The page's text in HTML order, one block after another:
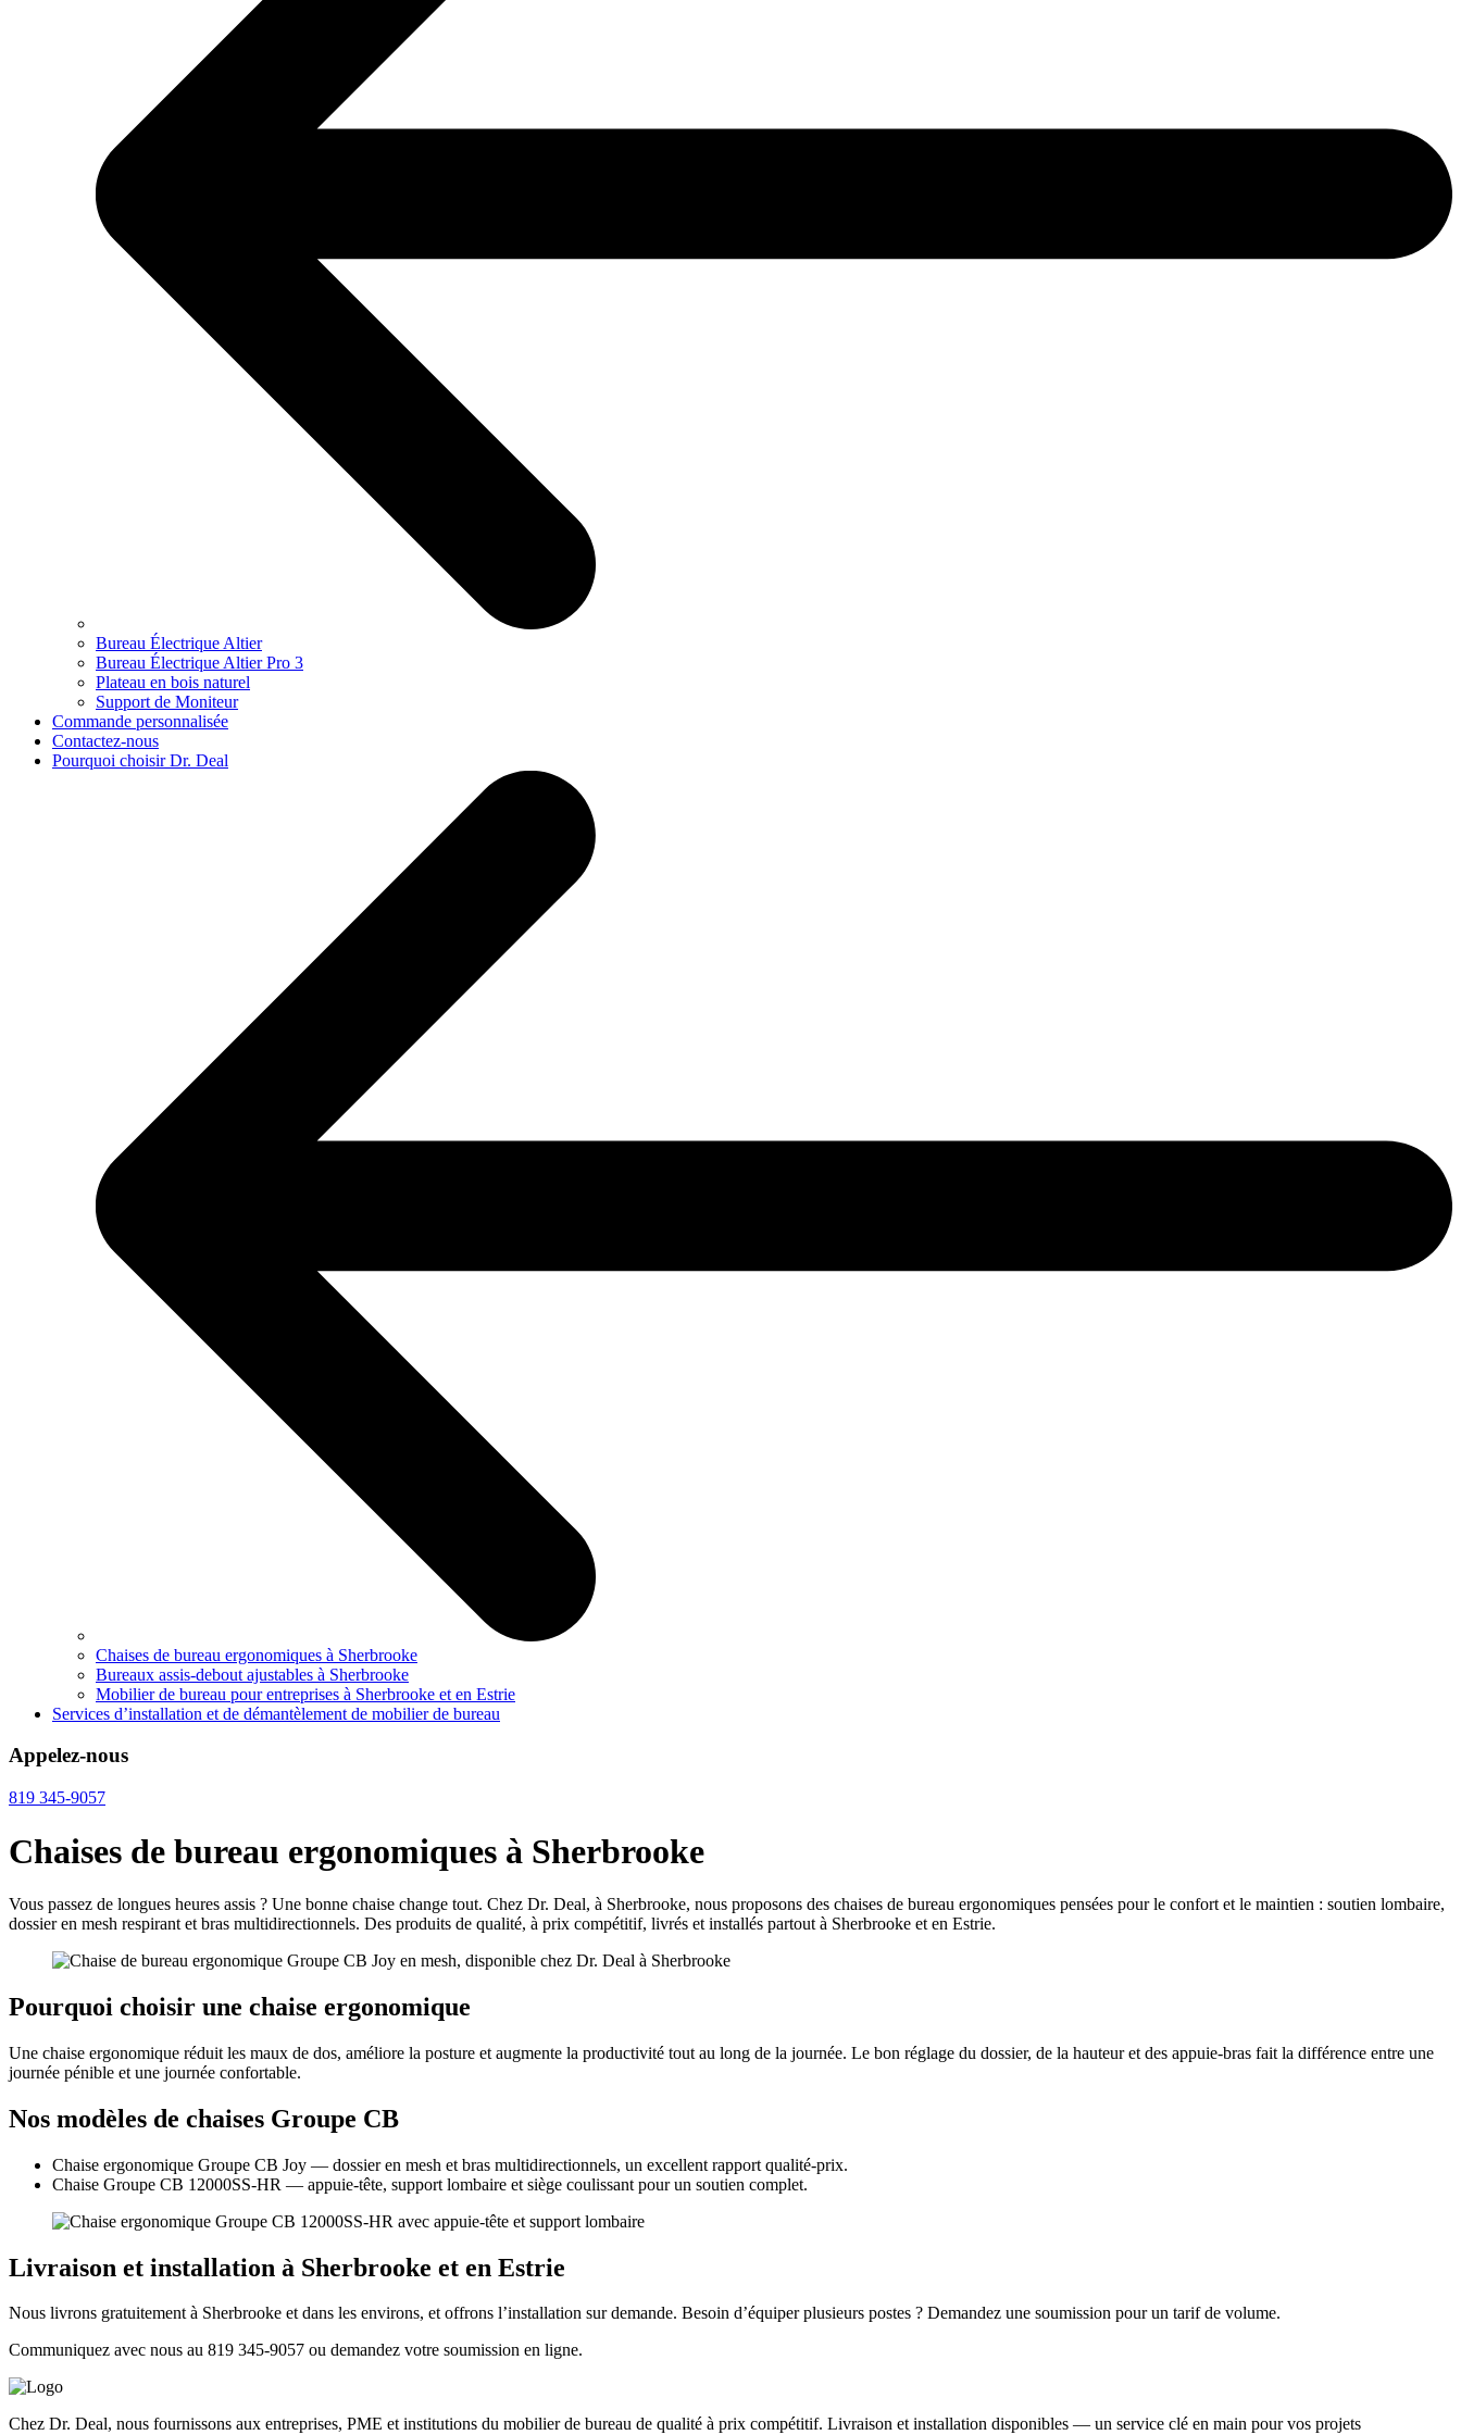
Bureau Électrique Altier
Bureau Électrique Altier Pro 3
Plateau en bois naturel
Support de Moniteur
Commande personnalisée
Contactez-nous
Pourquoi choisir Dr. Deal
Chaises de bureau ergonomiques à Sherbrooke
Bureaux assis-debout ajustables à Sherbrooke
Mobilier de bureau pour entreprises à Sherbrooke et en Estrie
Services d’installation et de démantèlement de mobilier de bureau
Appelez-nous
819 345-9057
Chaises de bureau ergonomiques à Sherbrooke
Vous passez de longues heures assis ? Une bonne chaise change tout. Chez Dr. Deal, à Sherbrooke, nous proposons des chaises de bureau ergonomiques pensées pour le confort et le maintien : soutien lombaire,
dossier en mesh respirant et bras multidirectionnels. Des produits de qualité, à prix compétitif, livrés et installés partout à Sherbrooke et en Estrie.
Pourquoi choisir une chaise ergonomique
Une chaise ergonomique réduit les maux de dos, améliore la posture et augmente la productivité tout au long de la journée. Le bon réglage du dossier, de la hauteur et des appuie-bras fait la différence entre une
journée pénible et une journée confortable.
Nos modèles de chaises Groupe CB
Chaise ergonomique Groupe CB Joy — dossier en mesh et bras multidirectionnels, un excellent rapport qualité-prix.
Chaise Groupe CB 12000SS-HR — appuie-tête, support lombaire et siège coulissant pour un soutien complet.
Livraison et installation à Sherbrooke et en Estrie
Nous livrons gratuitement à Sherbrooke et dans les environs, et offrons l’installation sur demande. Besoin d’équiper plusieurs postes ? Demandez une soumission pour un tarif de volume.
Communiquez avec nous au 819 345-9057 ou demandez votre soumission en ligne.
Chez Dr. Deal, nous fournissons aux entreprises, PME et institutions du mobilier de bureau de qualité à prix compétitif. Livraison et installation disponibles — un service clé en main pour vos projets